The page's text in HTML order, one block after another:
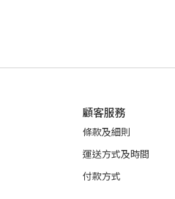
顧客服務
條款及細則
運送方式及時間
付款方式